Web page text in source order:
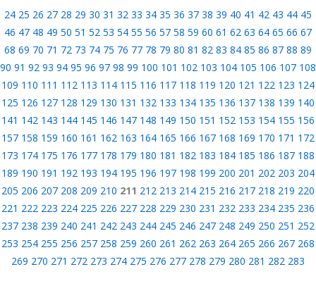
24 25 26 27 28 29 30 31 32 33 34 35 36 37 38 39 40 41 42 43 44 45
46 47 48 49 50 51 52 53 54 55 56 57 58 59 60 61 62 63 64 65 66 67
68 69 70 71 72 73 74 75 76 77 78 79 80 81 82 83 84 85 86 87 88 89
90 91 92 93 94 95 96 97 98 99 100 101 102 103 104 105 106 107 108
109 110 111 112 113 114 115 116 117 118 119 120 121 122 123 124
125 126 127 128 129 130 131 132 133 134 135 136 137 138 139 140
141 142 143 144 145 146 147 148 149 150 151 152 153 154 155 156
157 158 159 160 161 162 163 164 165 166 167 168 169 170 171 172
173 174 175 176 177 178 179 180 181 182 183 184 185 186 187 188
189 190 191 192 193 194 195 196 197 198 199 200 201 202 203 204
205 206 207 208 209 210 211 212 213 214 215 216 217 218 219 220
221 222 223 224 225 226 227 228 229 230 231 232 233 234 235 236
237 238 239 240 241 242 243 244 245 246 247 248 249 250 251 252
253 254 255 256 257 258 259 260 261 262 263 264 265 266 267 268
269 270 271 272 273 274 275 276 277 278 279 280 281 282 283